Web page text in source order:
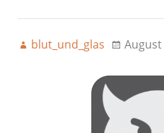
blut_und_glas August